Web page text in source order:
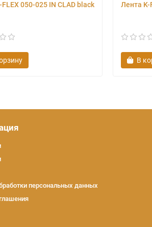
050-025 IN CLAD black Лента K-
В
персональных данных